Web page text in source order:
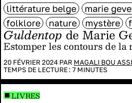
Guldentopde Marie
Estomper les contours de la
20 FÉVRIER 2024 PAR MAGALI BOU ASSI
TEMPS DE LECTURE : 7 MINUTES
littérature belge marie
folklore
nature mystère
LIVRES